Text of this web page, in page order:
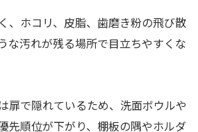
、ホコリ、皮脂、歯磨き粉の飛び散
な汚れが残る場所で目立ちやすくな
扉で隠れているため、洗面ボウルや
先順位が下がり、棚板の隅やホルダ